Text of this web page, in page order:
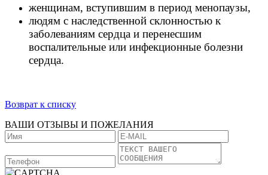
женщинам, вступившим в период менопаузы,
людям с наследственной склонностью к
заболеваниям сердца и перенесшим
воспалительные или инфекционные болезни
сердца.
Возврат к списку
ВАШИ ОТЗЫВЫ И ПОЖЕЛАНИЯ